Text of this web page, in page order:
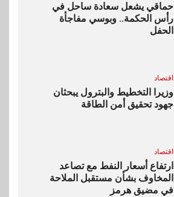
حماقي يشعل سعادة ساحل في
رأس الحكمة.. وبوسي مفاجأة
الحفل
اقتصاد
وزيرا التخطيط والبترول يبحثان
جهود تحقيق أمن الطاقة
اقتصاد
ارتفاع أسعار النفط مع تصاعد
المخاوف بشأن مستقبل الملاحة
في مضيق هرمز